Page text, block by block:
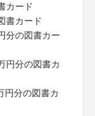
カード
書カード
分の図書カー
円分の図書カ
分の図書カ